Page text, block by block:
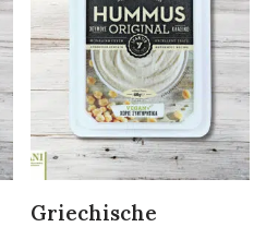
Griechische